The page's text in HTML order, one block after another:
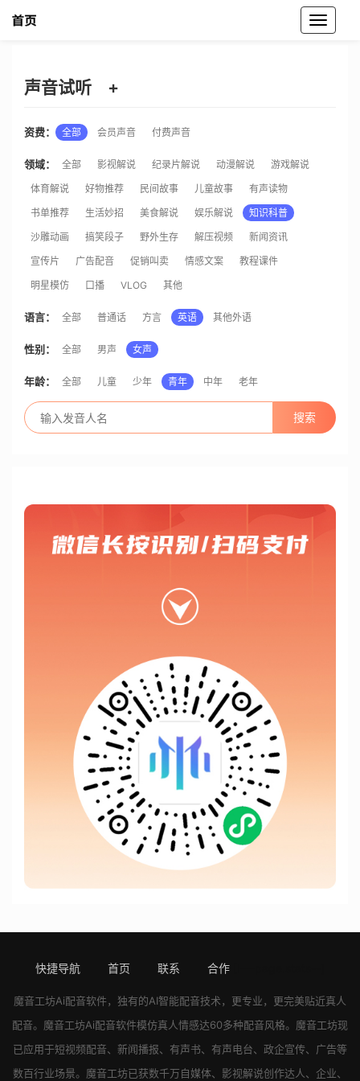
魔音工坊声音试听
声音试听 +
资费： 全部 会员声音 付费声音
领域： 全部 影视解说 纪录片解说 动漫解说
游戏解说
体育解说
好物推荐 民间故事 儿童故事
有声读物
书单推荐
生活妙招 美食解说 娱乐解说
知识科普
沙雕动画
搞笑段子 野外生存 解压视频
新闻资讯
宣传片
广告配音 促销叫卖 情感文案
教程课件
明星模仿
口播 VLOG 其他
语言： 全部 普通话 方言 英语 其他外语
性别： 全部 男声 女声
年龄： 全部 儿童 少年 青年 中年 老年
快捷导航 首页 联系 合作
魔音工坊Ai配音软件，独有的AI智能配音技术，更专业，更完美贴近真人
配音。 魔音工坊Ai配音软件模仿真人情感达60多种配音风格。 魔音工坊现
已应用于短视频配音、新闻播报、有声书、有声电台、政企宣传、广告等
数百行业场景。 魔音工坊已获数千万自媒体、影视解说创作达人、企业、